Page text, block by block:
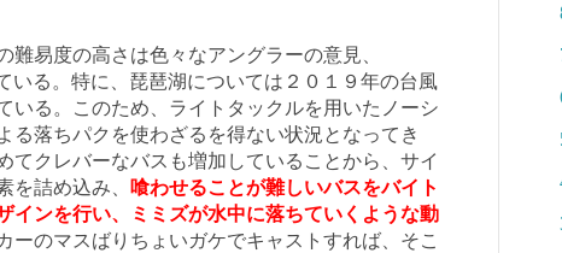
難易度の高さは色々なアングラーの意見、
いる。特に、琵琶湖については２０１９年の台風
いる。このため、ライトタックルを用いたノーシ
る落ちパクを使わざるを得ない状況となってき
てクレバーなバスも増加していることから、サイ
を詰め込み、
喰わせることが難しいバスをバイト
インを行い、ミミズが水中に落ちていくような動
ーのマスばりちょいガケでキャストすれば、そこ